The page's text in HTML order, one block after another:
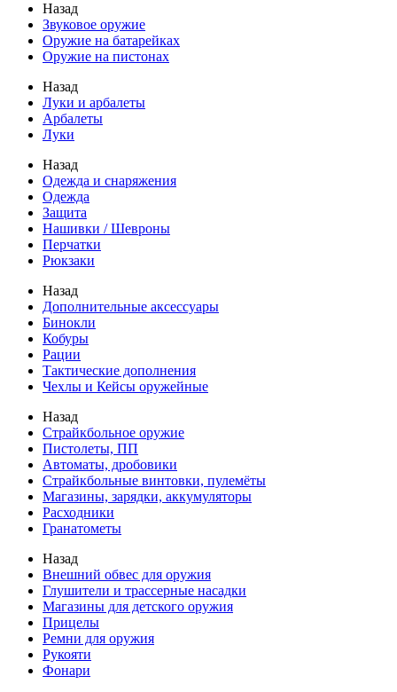
Назад
Звуковое оружие
Оружие на батарейках
Оружие на пистонах
Назад
Луки и арбалеты
Арбалеты
Луки
Назад
Одежда и снаряжения
Одежда
Защита
Нашивки / Шевроны
Перчатки
Рюкзаки
Назад
Дополнительные аксессуары
Бинокли
Кобуры
Рации
Тактические дополнения
Чехлы и Кейсы оружейные
Назад
Страйкбольное оружие
Пистолеты, ПП
Автоматы, дробовики
Страйкбольные винтовки, пулемёты
Магазины, зарядки, аккумуляторы
Расходники
Гранатометы
Назад
Внешний обвес для оружия
Глушители и трассерные насадки
Магазины для детского оружия
Прицелы
Ремни для оружия
Рукояти
Фонари